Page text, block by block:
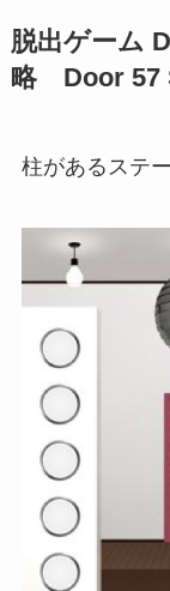
脱出ゲーム
略 Door 57
柱があるステー